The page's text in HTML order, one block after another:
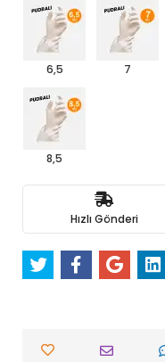
6,5 7
8,5
Hızlı Gönderi